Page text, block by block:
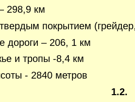
298,9 км
покрытием
дороги – 206, 1 км
и тропы -8,4 км
- 2840 метров
1.2.